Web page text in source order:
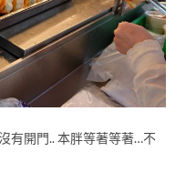
有開門.. 本胖等著等著…不